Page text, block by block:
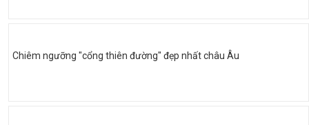
Chiêm ngưỡng "cổng thiên đường" đẹp nhất châu Âu